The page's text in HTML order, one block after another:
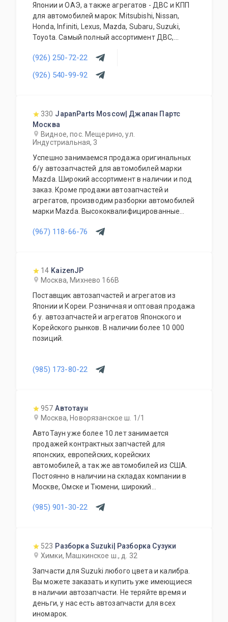
Японии и ОАЭ, а также агрегатов - ДВС и КПП
для автомобилей марок: Mitsubishi, Nissan,
Honda, Infiniti, Lexus, Mazda, Subaru, Suzuki,
Toyota. Самый полный ассортимент ДВС,
прочего. Предоставляется гарантия качества
на всю продукцию. Приемлемые цены и
система скидок для постоянных и оптовых
(926) 250-72-22
(926) 540-99-92
330 JapanParts Moscow| Джапан Партс
Москва
Видное, пос. Мещерино, ул.
Индустриальная, 3
Успешно занимаемся продажа оригинальных
б/у автозапчастей для автомобилей марки
Mazda. Широкий ассортимент в наличии и под
заказ. Кроме продажи автозапчастей и
агрегатов, производим разборки автомобилей
марки Mazda. Высококвалифицированные
его виды. В нашем автосервисе проводится
дополнительное оборудование для Вашего
автомобиля. Гарантия качества на все услуги
и продукцию. Квалифицированные
специалисты. Мы работаем для Вас каждый
день.
(967) 118-66-76
14 KaizenJP
Москва, Михнево 166В
Поставщик автозапчастей и агрегатов из
Японии и Кореи. Розничная и оптовая продажа
б.у. автозапчастей и агрегатов Японского и
Корейского рынков. В наличии более 10 000
позиций.
(985) 173-80-22
957 Автотаун
Москва, Новорязанское ш. 1/1
АвтоТаун уже более 10 лет занимается
продажей контрактных запчастей для
японских, европейских, корейских
автомобилей, а так же автомобилей из США.
Постоянно в наличии на складах компании в
Москве, Омске и Тюмени, широкий
более 150000 наименований. Все запчасти,
(985) 901-30-22
523 Разборка Suzuki| Разборка Сузуки
Химки, Машкинское ш., д. 32
Запчасти для Suzuki любого цвета и калибра.
Вы можете заказать и купить уже имеющиеся
в наличии автозапчасти. Не теряйте время и
деньги, у нас есть автозапчасти для всех
иномарок.